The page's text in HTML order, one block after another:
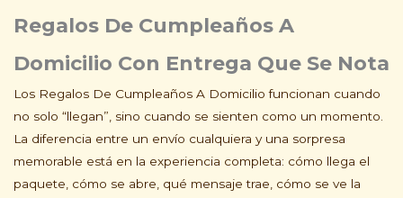
Regalos De Cumpleaños A
Domicilio Con Entrega Que Se Nota
Los Regalos De Cumpleaños A Domicilio funcionan cuando
no solo “llegan”, sino cuando se sienten como un momento.
La diferencia entre un envío cualquiera y una sorpresa
memorable está en la experiencia completa: cómo llega el
paquete, cómo se abre, qué mensaje trae, cómo se ve la